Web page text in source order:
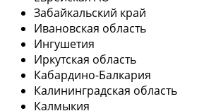
Забайкальский край
Ивановская область
Ингушетия
Иркутская область
Кабардино-Балкария
Калининградская область
Калмыкия